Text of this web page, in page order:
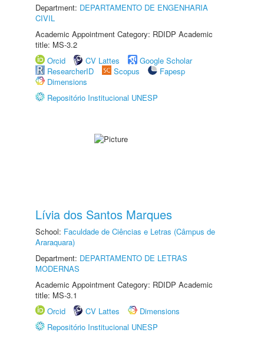
Department: DEPARTAMENTO DE ENGENHARIA
CIVIL
Academic Appointment Category: RDIDP Academic
title: MS-3.2
Orcid
CV Lattes
Google Scholar
ResearcherID
Scopus
Fapesp
Dimensions
Repositório Institucional UNESP
Lívia dos Santos Marques
School: Faculdade de Ciências e Letras (Câmpus de
Araraquara)
Department: DEPARTAMENTO DE LETRAS
MODERNAS
Academic Appointment Category: RDIDP Academic
title: MS-3.1
Orcid
CV Lattes
Dimensions
Repositório Institucional UNESP